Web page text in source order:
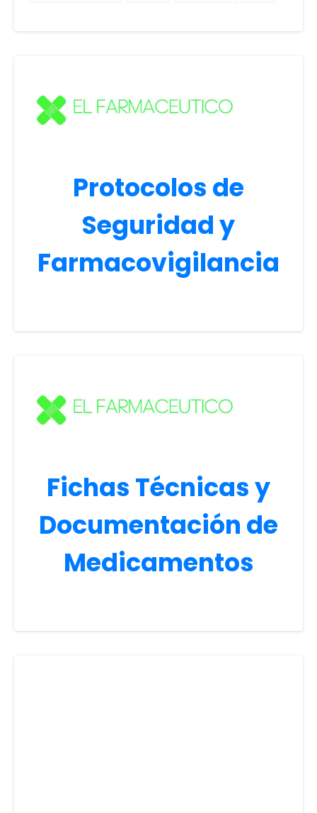
Protocolos de
Seguridad y
Farmacovigilancia
Fichas Técnicas y
Documentación de
Medicamentos